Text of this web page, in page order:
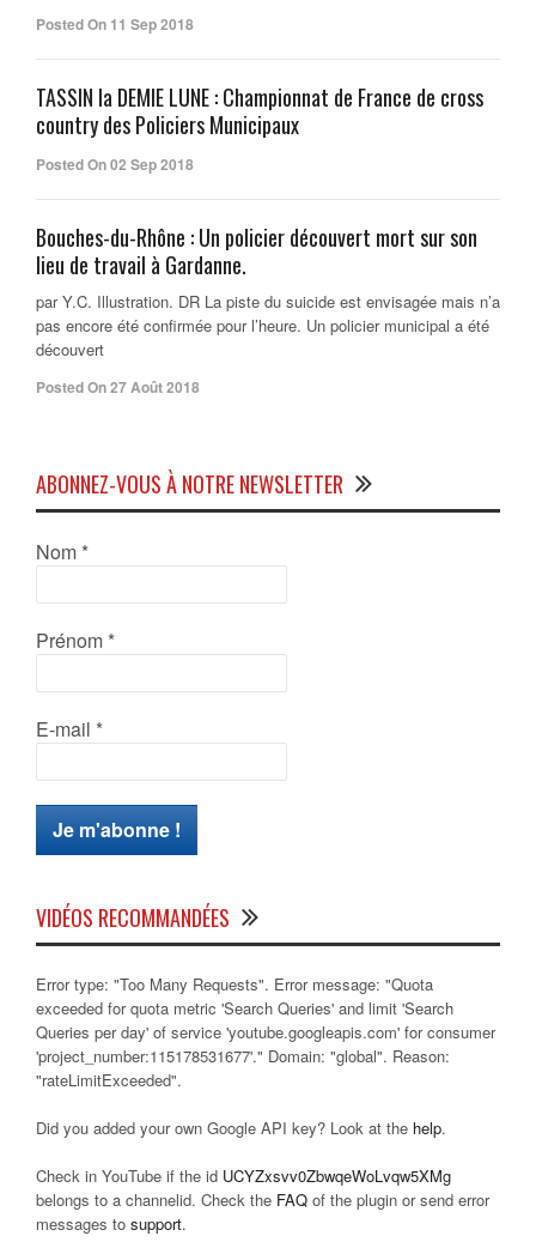
Posted On 11 Sep 2018
TASSIN la DEMIE LUNE : Championnat de France de cross
country des Policiers Municipaux
Posted On 02 Sep 2018
Bouches-du-Rhône : Un policier découvert mort sur son
lieu de travail à Gardanne.
par Y.C. Illustration. DR La piste du suicide est envisagée mais n’a
pas encore été confirmée pour l’heure. Un policier municipal a été
découvert
Posted On 27 Août 2018
ABONNEZ-VOUS À NOTRE NEWSLETTER
Nom *
Prénom *
E-mail *
VIDÉOS RECOMMANDÉES
Error type: "Too Many Requests". Error message: "Quota
exceeded for quota metric 'Search Queries' and limit 'Search
Queries per day' of service 'youtube.googleapis.com' for consumer
'project_number:115178531677'." Domain: "global". Reason:
"rateLimitExceeded".
Did you added your own Google API key? Look at the help.
Check in YouTube if the id UCYZxsvv0ZbwqeWoLvqw5XMg
belongs to a channelid. Check the FAQ of the plugin or send error
messages to support.